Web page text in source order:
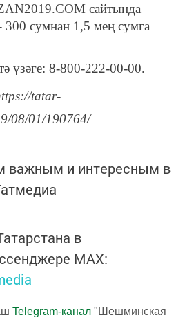
сайтында
300 сумнан 1,5 мең сумга
үзәге: 8-800-222-00-00.
tatar-
08/01/190764/
важным и интересным в
в
MАХ:
Telegram-канал "Шешминская